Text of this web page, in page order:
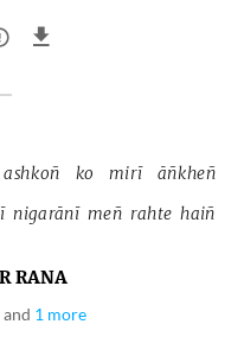
ashkoñ ko mirī
āñkheñ
nigarānī meñ rahte haiñ
RANA
and 1 more